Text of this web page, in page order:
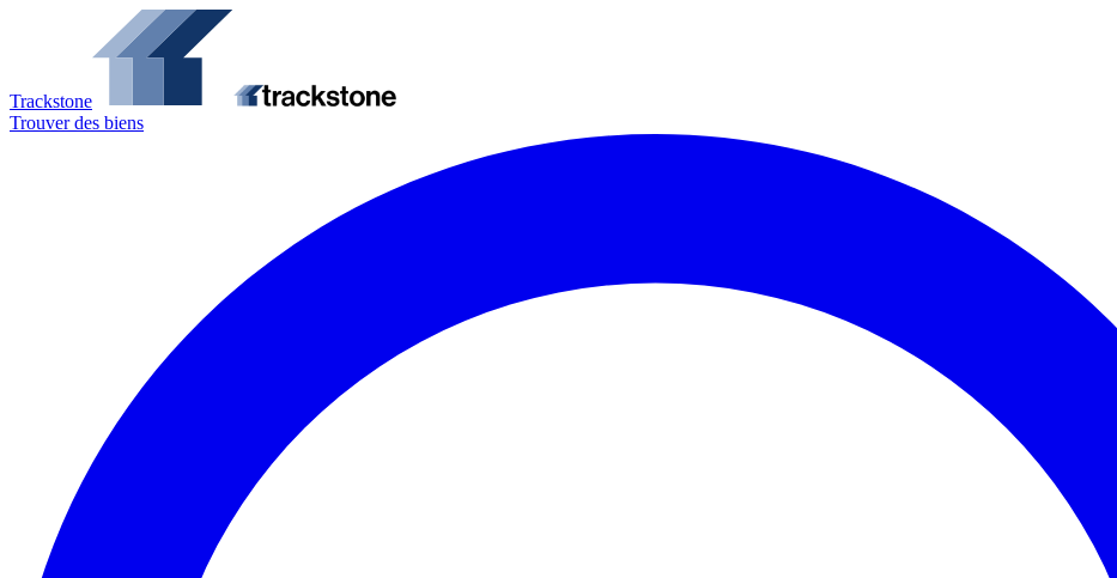
Trackstone
Trouver des biens